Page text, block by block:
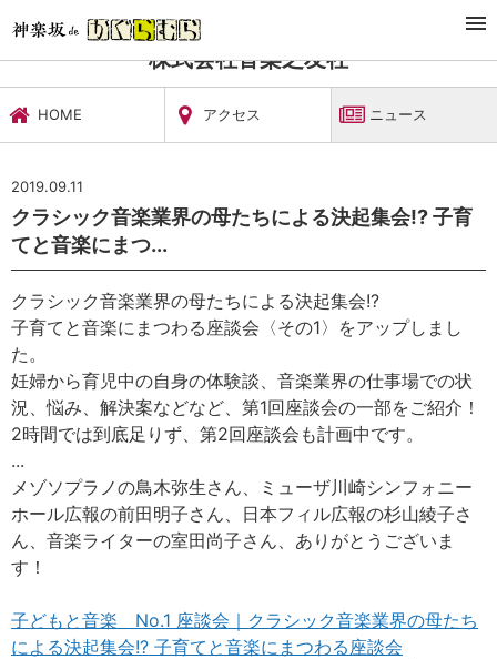
文化施設・ギャラリー
株式会社音楽之友社
HOME アクセス ニュース
2019.09.11
クラシック音楽業界の母たちによる決起集会!? 子育
てと音楽にまつ...
クラシック音楽業界の母たちによる決起集会!?
子育てと音楽にまつわる座談会〈その1〉をアップしまし
た。
妊婦から育児中の自身の体験談、音楽業界の仕事場での状
況、悩み、解決案などなど、第1回座談会の一部をご紹介！
2時間では到底足りず、第2回座談会も計画中です。
...
メゾソプラノの鳥木弥生さん、ミューザ川崎シンフォニー
ホール広報の前田明子さん、日本フィル広報の杉山綾子さ
ん、音楽ライターの室田尚子さん、ありがとうございま
す！
子どもと音楽 No.1 座談会｜クラシック音楽業界の母たち
による決起集会!? 子育てと音楽にまつわる座談会